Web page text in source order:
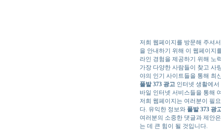
저희 웹페이지를 방문해 주셔
을 안내하기 위해 이 웹페이지
라인 경험을 제공하기 위해 노
가장 다양한 사람들이 찾고 사
야의 인기 사이트들을 통해 최
풀발 373 광고 인터넷 생활에
바일 인터넷 서비스들을 통해
저희 웹페이지는 여러분이 필
다. 유익한 정보와 풀발 373 광
여러분의 소중한 댓글과 제안
는 데 큰 힘이 될 것입니다.